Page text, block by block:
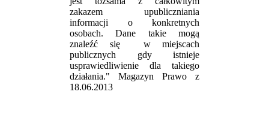
zakazem upubliczniania
informacji o konkretnych
osobach. Dane takie mogą
znaleźć się w miejscach
publicznych gdy istnieje
usprawiedliwienie dla takiego
działania." Magazyn Prawo z
18.06.2013